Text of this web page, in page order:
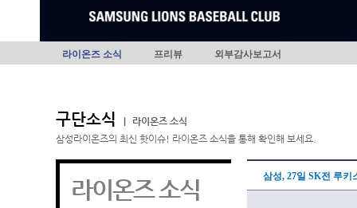
라이온즈 소식 프리뷰 외부감사보고서
구단소식
라이온즈 소식
삼성라이온즈의 최신 핫이슈! 라이온즈 소식을 통해 확인해 보세요.
라이온즈 소식 삼성, 27일 SK전 루키